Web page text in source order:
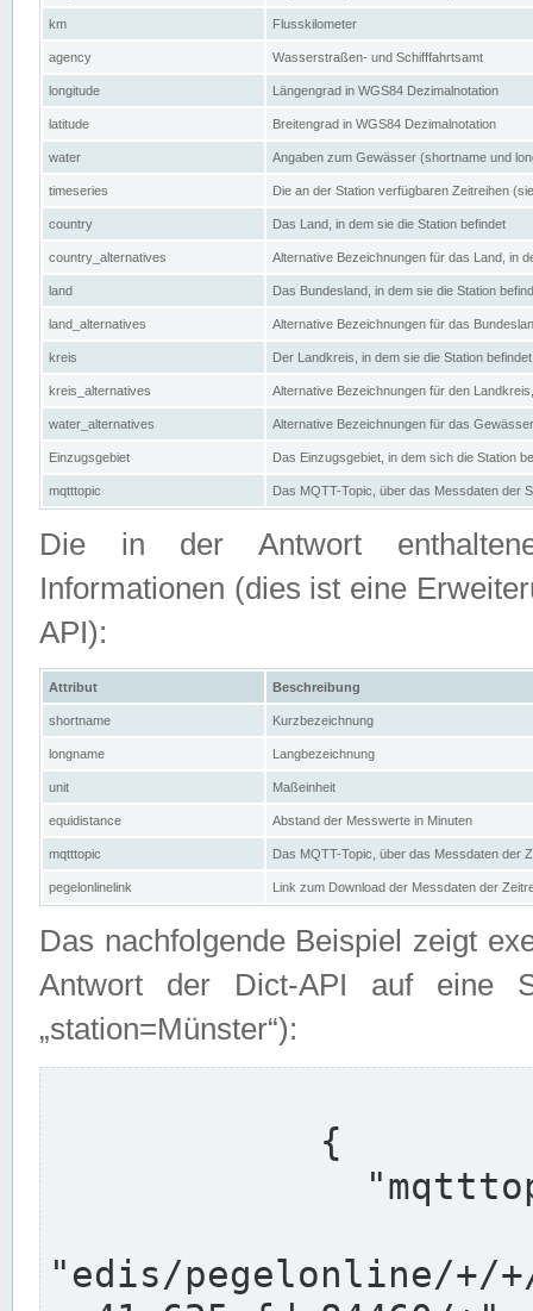
km Flusskilometer
agency Wasserstraßen- und Schifffahrtsamt
longitude Längengrad in WGS84 Dezimalnotation
latitude Breitengrad in WGS84 Dezimalnotation
water Angaben zum Gewässer (shortname und
timeseries Die an der Station verfügbaren Zeitreihen
country Das Land, in dem sie die Station befindet
country_alternatives Alternative Bezeichnungen für das Land, in
land Das Bundesland, in dem sie die Station
land_alternatives Alternative Bezeichnungen für das
kreis Der Landkreis, in dem sie die Station befindet
kreis_alternatives Alternative Bezeichnungen für den
water_alternatives Alternative Bezeichnungen für das
Einzugsgebiet Das Einzugsgebiet, in dem sich die Station
mqtttopic Das MQTT-Topic, über das Messdaten der
Die in der Antwort
Informationen (dies ist eine
API):
Attribut Beschreibung
shortname Kurzbezeichnung
longname Langbezeichnung
unit Maßeinheit
equidistance Abstand der Messwerte in Minuten
mqtttopic Das MQTT-Topic, über das Messdaten der
pegelonlinelink Link zum Download der Messdaten der
Das nachfolgende Beispiel zeigt
Antwort der Dict-API auf eine
„station=Münster“):
"edis/pegelonline/+/